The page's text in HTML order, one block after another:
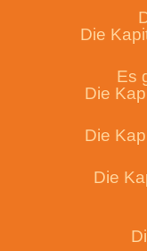
Die
Es
Die
Die
Die